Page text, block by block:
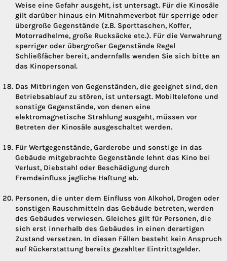
Weise eine Gefahr ausgeht, ist untersagt. Für die Kinosäle
gilt darüber hinaus ein Mitnahmeverbot für sperrige oder
übergroße Gegenstände (z.B. Sporttaschen, Koffer,
Motorradhelme, große Rucksäcke etc.). Für die Verwahrung
sperriger oder übergroßer Gegenstände Regel
Schließfächer bereit, andernfalls wenden Sie sich bitte an
das Kinopersonal.
Das Mitbringen von Gegenständen, die geeignet sind, den
Betriebsablauf zu stören, ist untersagt. Mobiltelefone und
sonstige Gegenstände, von denen eine
elektromagnetische Strahlung ausgeht, müssen vor
Betreten der Kinosäle ausgeschaltet werden.
Für Wertgegenstände, Garderobe und sonstige in das
Gebäude mitgebrachte Gegenstände lehnt das Kino bei
Verlust, Diebstahl oder Beschädigung durch
Fremdeinfluss jegliche Haftung ab.
Personen, die unter dem Einfluss von Alkohol, Drogen oder
sonstigen Rauschmitteln das Gebäude betreten, werden
des Gebäudes verwiesen. Gleiches gilt für Personen, die
sich erst innerhalb des Gebäudes in einen derartigen
Zustand versetzen. In diesen Fällen besteht kein Anspruch
auf Rückerstattung bereits gezahlter Eintrittsgelder.